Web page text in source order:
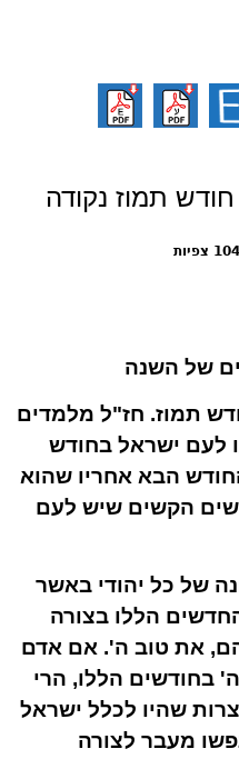
ראש חודש עבודה 004 חודש תמוז נקודה
צפיות
של השנה
תמוז. חז"ל מלמדים
לעם ישראל בחודש
הבא אחריו שהוא
הקשים שיש לעם
של כל יהודי באשר
הללו בצורה
את טוב ה'. אם אדם
בחודשים הללו, הרי
שהיו לכלל ישראל
מעבר לצורה